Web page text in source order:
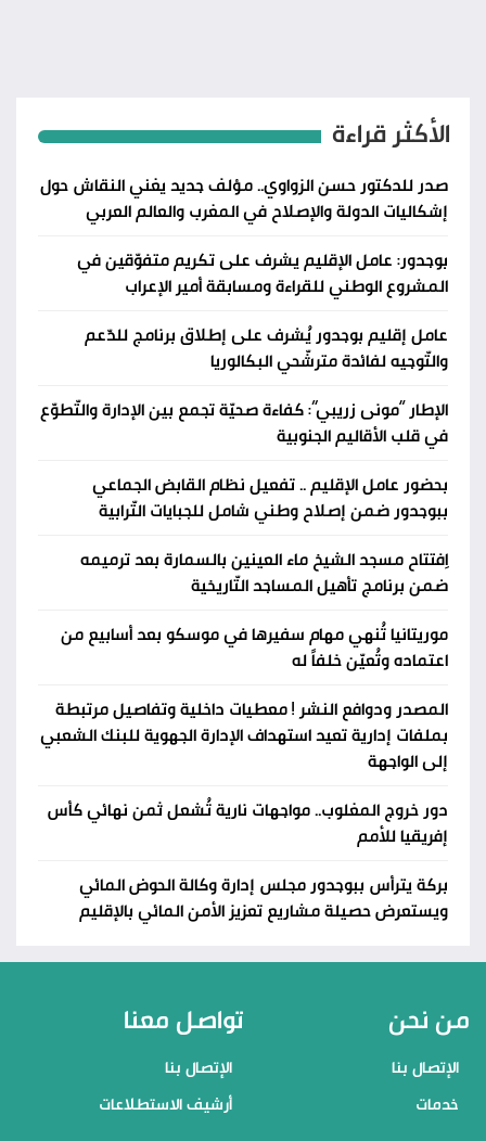
الأكثر قراءة
صدر للدكتور حسن الزواوي.. مؤلف جديد يغني النقاش حول
إشكاليات الدولة والإصلاح في المغرب والعالم العربي
بوجدور: عامل الإقليم يشرف على تكريم متفوّقين في
المشروع الوطني للقراءة ومسابقة أمير الإعراب
عامل إقليم بوجدور يُشرف على إطلاق برنامج للدّعم
والتّوجيه لفائدة مترشّحي البكالوريا
الإطار “مونى زريبي”: كفاءة صحيّة تجمع بين الإدارة والتّطوّع
في قلب الأقاليم الجنوبية
بحضور عامل الإقليم .. تفعيل نظام القابض الجماعي
ببوجدور ضمن إصلاح وطني شامل للجبايات التّرابية
اِفتتاح مسجد الشيخ ماء العينين بالسمارة بعد ترميمه
ضمن برنامج تأهيل المساجد التّاريخية
موريتانيا تُنهي مهام سفيرها في موسكو بعد أسابيع من
اعتماده وتُعيّن خلفاً له
المصدر ودوافع النشر ! معطيات داخلية وتفاصيل مرتبطة
بملفات إدارية تعيد استهداف الإدارة الجهوية للبنك الشعبي
إلى الواجهة
دور خروج المغلوب.. مواجهات نارية تُشعل ثمن نهائي كأس
إفريقيا للأمم
بركة يترأس ببوجدور مجلس إدارة وكالة الحوض المائي
ويستعرض حصيلة مشاريع تعزيز الأمن المائي بالإقليم
من نحن
الإتصال بنا
خدمات
تواصل معنا
الإتصال بنا
أرشيف الاستطلاعات